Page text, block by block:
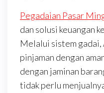
Pegadaian Pasar
dan solusi keuangan
Melalui sistem gadai,
pinjaman dengan
dengan jaminan
tidak perlu